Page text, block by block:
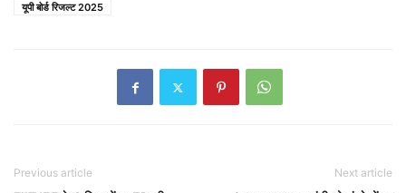
यूपी बोर्ड रिजल्ट 2025
Previous article Next article